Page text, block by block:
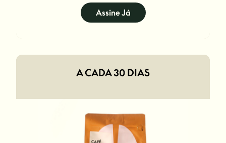
Assine Já
A CADA 30 DIAS